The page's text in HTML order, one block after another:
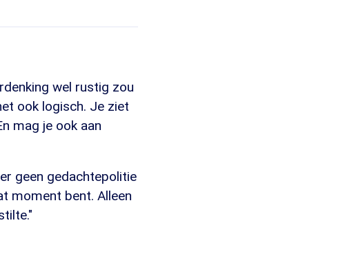
wel rustig zou
ook logisch. Je ziet
mag je ook aan
geen gedachtepolitie
moment bent. Alleen